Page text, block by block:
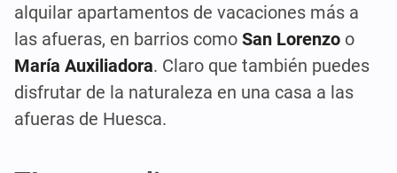
alquilar apartamentos de vacaciones más a
las afueras, en barrios como San Lorenzo o
María Auxiliadora. Claro que también puedes
disfrutar de la naturaleza en una casa a las
afueras de Huesca.